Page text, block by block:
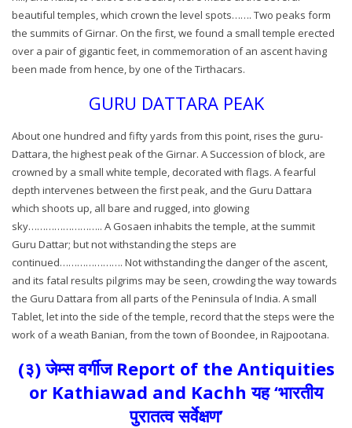
beautiful temples, which crown the level spots……. Two peaks form
the summits of Girnar. On the first, we found a small temple erected
over a pair of gigantic feet, in commemoration of an ascent having
been made from hence, by one of the Tirthacars.
GURU DATTARA PEAK
About one hundred and fifty yards from this point, rises the guru-
Dattara, the highest peak of the Girnar. A Succession of block, are
crowned by a small white temple, decorated with flags. A fearful
depth intervenes between the first peak, and the Guru Dattara
which shoots up, all bare and rugged, into glowing
sky…………………….. A Gosaen inhabits the temple, at the summit
Guru Dattar; but not withstanding the steps are
continued…………………. Not withstanding the danger of the ascent,
and its fatal results pilgrims may be seen, crowding the way towards
the Guru Dattara from all parts of the Peninsula of India. A small
Tablet, let into the side of the temple, record that the steps were the
work of a weath Banian, from the town of Boondee, in Rajpootana.
(३) जेम्स वर्गीज Report of the Antiquities
or Kathiawad and Kachh यह ‘भारतीय
पुरातत्व सर्वेक्षण’